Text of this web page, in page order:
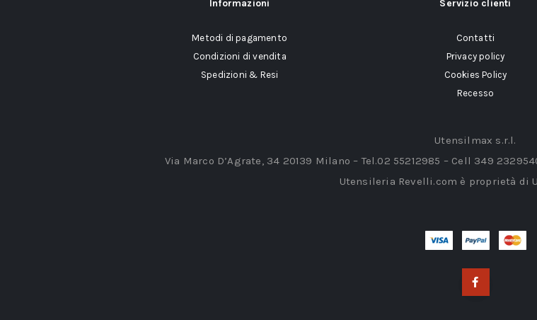
Informazioni
Metodi di pagamento
Condizioni di vendita
Spedizioni & Resi
Servizio clienti
Contatti
Privacy policy
Cookies Policy
Recesso
Utensilmax s.r.l.
Via Marco D’Agrate, 34 20139 Milano – Tel.02 55212985 – Cell 349
Utensileria Revelli.com è proprietà di